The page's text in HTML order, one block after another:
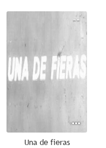
--
Una de fieras